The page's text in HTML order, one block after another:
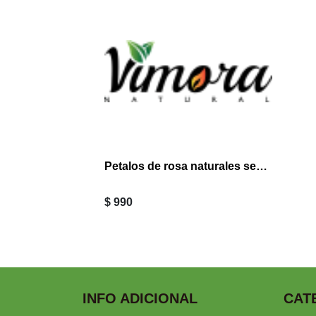
Petalos de rosa naturales secos 4 grs
$ 990
INFO ADICIONAL